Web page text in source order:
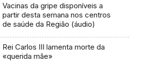
Vacinas da gripe disponíveis a
partir desta semana nos centros
de saúde da Região (áudio)
Rei Carlos III lamenta morte da
«querida mãe»